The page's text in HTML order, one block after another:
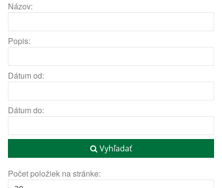
Názov:
Popis:
Dátum od:
Dátum do:
Vyhľadať
Počet položiek na stránke: